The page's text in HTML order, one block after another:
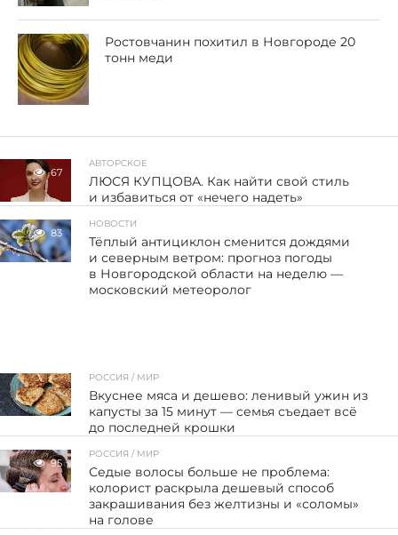
Ростовчанин похитил в Новгороде 20
тонн меди
67
АВТОРСКОЕ
ЛЮСЯ КУПЦОВА. Как найти свой стиль
и избавиться от «нечего надеть»
83
НОВОСТИ
Тёплый антициклон сменится дождями
и северным ветром: прогноз погоды
в Новгородской области на неделю —
московский метеоролог
РОССИЯ / МИР
Вкуснее мяса и дешево: ленивый ужин из
капусты за 15 минут — семья съедает всё
до последней крошки
95
РОССИЯ / МИР
Седые волосы больше не проблема:
колорист раскрыла дешевый способ
закрашивания без желтизны и «соломы»
на голове